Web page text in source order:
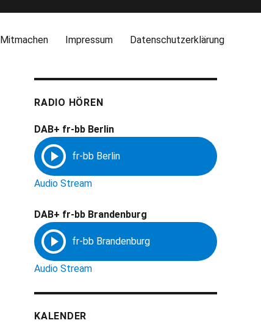
Mitmachen Impressum Datenschutzerklärung
RADIO HÖREN
DAB+ fr-bb Berlin
Audio Stream
DAB+ fr-bb Brandenburg
Audio Stream
KALENDER